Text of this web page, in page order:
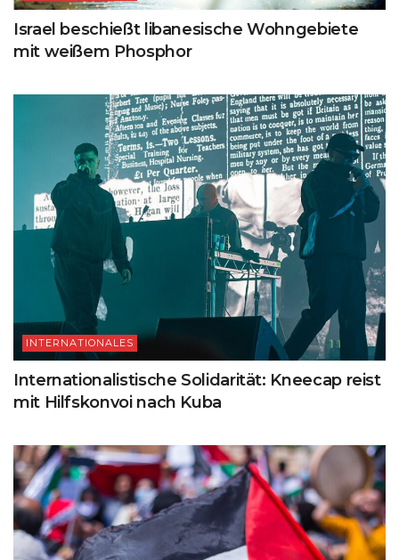
Israel beschießt libanesische Wohngebiete
mit weißem Phosphor
INTERNATIONALES
Internationalistische Solidarität: Kneecap reist
mit Hilfskonvoi nach Kuba